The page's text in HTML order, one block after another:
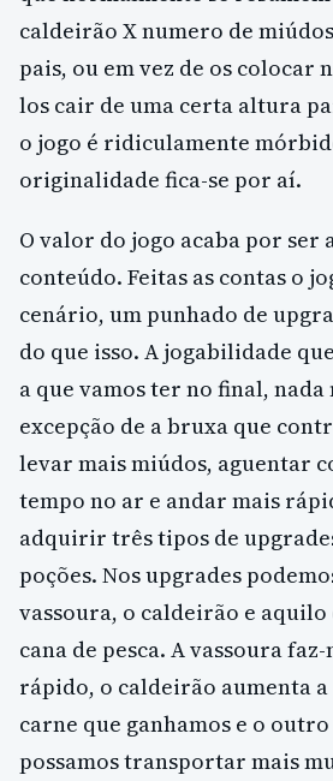
caldeirão X numero de
pais, ou em vez de os colocar
los cair de uma certa altura
o jogo é ridiculamente
originalidade fica-se por aí.
O valor do jogo acaba por ser
conteúdo. Feitas as contas o
cenário, um punhado de
do que isso. A jogabilidade
a que vamos ter no final, nada
excepção de a bruxa que
levar mais miúdos, aguentar
tempo no ar e andar mais
adquirir três tipos de
poções. Nos upgrades
vassoura, o caldeirão e aquilo
cana de pesca. A vassoura
rápido, o caldeirão aumenta
carne que ganhamos e o
possamos transportar mais